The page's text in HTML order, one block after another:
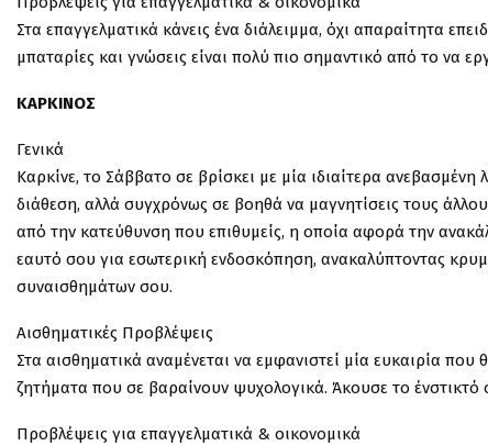
Στα επαγγελματικά κάνεις ένα διάλειμμα, όχι απαραίτητα
μπαταρίες και γνώσεις είναι πολύ πιο σημαντικό από το να
ΚΑΡΚΙΝΟΣ
Γενικά
Καρκίνε, το Σάββατο σε βρίσκει με μία ιδιαίτερα
διάθεση, αλλά συγχρόνως σε βοηθά να μαγνητίσεις τους
από την κατεύθυνση που επιθυμείς, η οποία αφορά την
εαυτό σου για εσωτερική ενδοσκόπηση, ανακαλύπτοντας
συναισθημάτων σου.
Αισθηματικές Προβλέψεις
Στα αισθηματικά αναμένεται να εμφανιστεί μία ευκαιρία
ζητήματα που σε βαραίνουν ψυχολογικά. Άκουσε το ένστικτό
Προβλέψεις για επαγγελματικά & οικονομικά